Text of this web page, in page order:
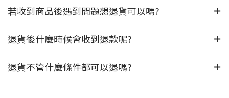
若收到商品後遇到問題想退貨可以嗎?
退貨後什麼時候會收到退款呢?
退貨不管什麼條件都可以退嗎?